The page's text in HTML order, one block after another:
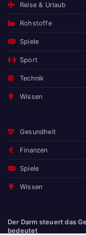
Reise & Urlaub
Rohstoffe
Spiele
Sport
Technik
Wissen
Gesundheit
Finanzen
Spiele
Wissen
Der Darm steuert das
bedeutet